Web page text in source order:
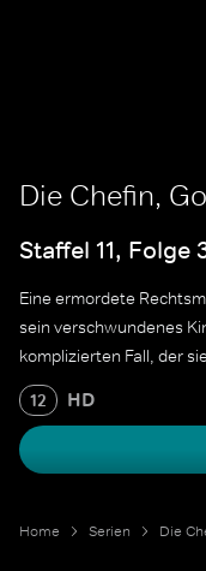
Die Chefin,
Staffel 11, Folge
Eine ermordete
sein verschwundenes
komplizierten Fall, der
12 HD
Home Serien Die